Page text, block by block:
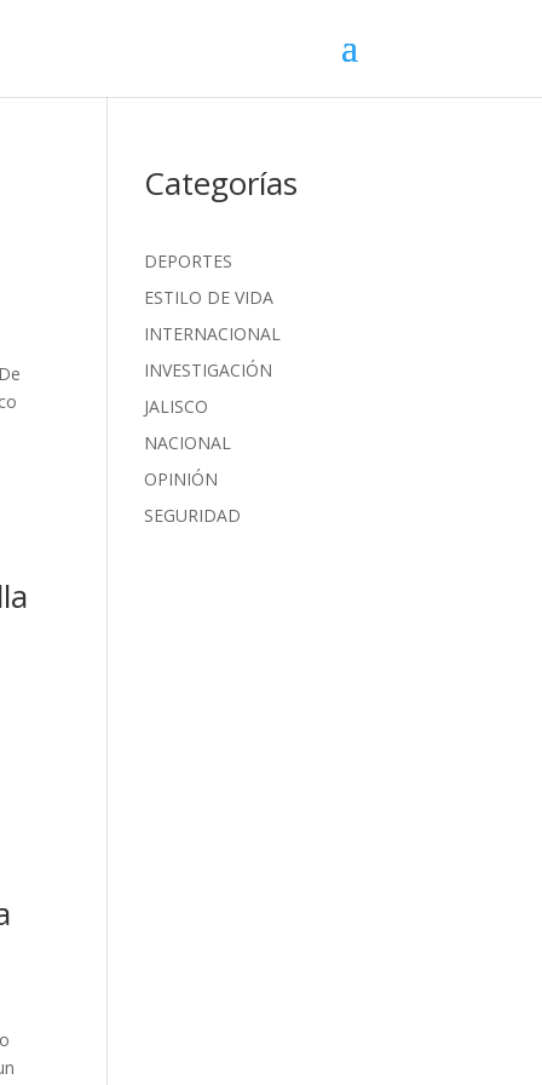
Categorías
DEPORTES
ESTILO DE VIDA
INTERNACIONAL
INVESTIGACIÓN
JALISCO
NACIONAL
OPINIÓN
SEGURIDAD